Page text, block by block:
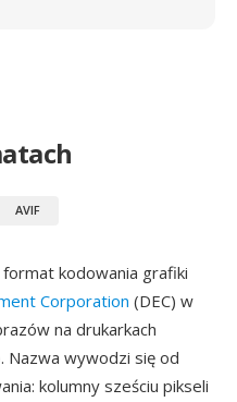
AVIF
kodowania grafiki
Corporation (DEC) w
na drukarkach
Nazwa wywodzi się od
kolumny sześciu pikseli